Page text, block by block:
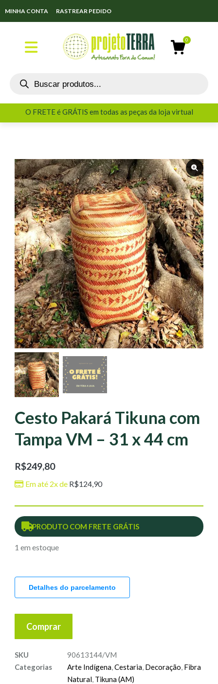
MINHA CONTA RASTREAR PEDIDO
O FRETE é GRÁTIS em todas as peças da loja virtual
O FRETE é GRÁTIS em todas as peças da loja virtual
Cesto Pakará Tikuna com
Tampa VM – 31 x 44 cm
R$249,80
Em até 2x de R$124,90
PRODUTO COM FRETE GRÁTIS
1 em estoque
Detalhes do parcelamento
Comprar
SKU
90613144/VM
Categorias
Arte Indígena,Cestaria, Decoração, Fibra
Natural, Tikuna (AM)